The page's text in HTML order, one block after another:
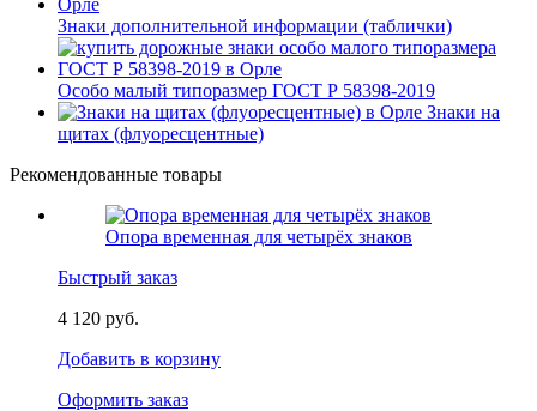
Знаки дополнительной информации (таблички)
Особо малый типоразмер ГОСТ Р 58398-2019
Знаки на
щитах (флуоресцентные)
Рекомендованные товары
Опора временная для четырёх знаков
Быстрый заказ
4 120 руб.
Добавить в корзину
Оформить заказ